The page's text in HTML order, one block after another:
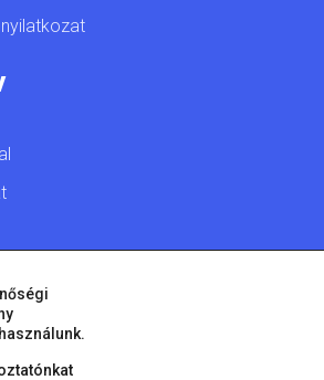
Jogú Város • Minden jog fenntartva!